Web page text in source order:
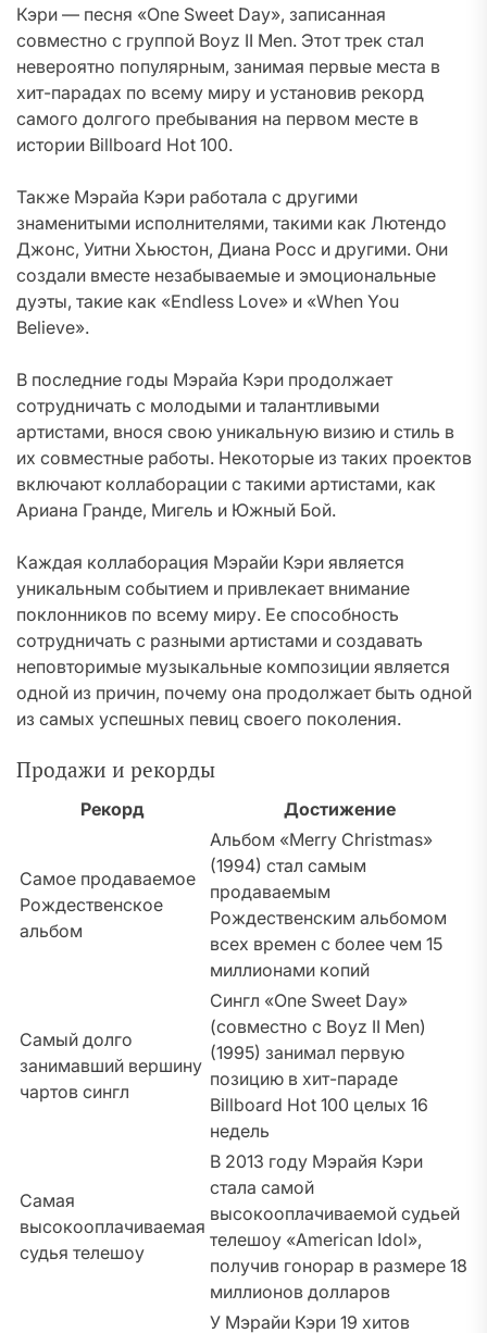
Кэри — песня «One Sweet Day», записанная
совместно с группой Boyz II Men. Этот трек стал
невероятно популярным, занимая первые места в
хит-парадах по всему миру и установив рекорд
самого долгого пребывания на первом месте в
истории Billboard Hot 100.
Также Мэрайа Кэри работала с другими
знаменитыми исполнителями, такими как Лютендо
Джонс, Уитни Хьюстон, Диана Росс и другими. Они
создали вместе незабываемые и эмоциональные
дуэты, такие как «Endless Love» и «When You
Believe».
В последние годы Мэрайа Кэри продолжает
сотрудничать с молодыми и талантливыми
артистами, внося свою уникальную визию и стиль в
их совместные работы. Некоторые из таких проектов
включают коллаборации с такими артистами, как
Ариана Гранде, Мигель и Южный Бой.
Каждая коллаборация Мэрайи Кэри является
уникальным событием и привлекает внимание
поклонников по всему миру. Ее способность
сотрудничать с разными артистами и создавать
неповторимые музыкальные композиции является
одной из причин, почему она продолжает быть одной
из самых успешных певиц своего поколения.
Продажи и рекорды
Рекорд Достижение
Самое продаваемое
Рождественское
альбом
Альбом «Merry Christmas»
(1994) стал самым
продаваемым
Рождественским альбомом
всех времен с более чем 15
миллионами копий
Самый долго
занимавший вершину
чартов сингл
Сингл «One Sweet Day»
(совместно с Boyz II Men)
(1995) занимал первую
позицию в хит-параде
Billboard Hot 100 целых 16
недель
Самая
высокооплачиваемая
судья телешоу
В 2013 году Мэрайя Кэри
стала самой
высокооплачиваемой судьей
телешоу «American Idol»,
получив гонорар в размере 18
миллионов долларов
У Мэрайи Кэри 19 хитов